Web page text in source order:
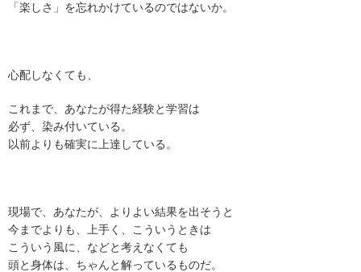
「楽しさ」を忘れかけているのではないか。
心配しなくても、
これまで、あなたが得た経験と学習は
必ず、染み付いている。
以前よりも確実に上達している。
現場で、あなたが、よりよい結果を出そうと
今までよりも、上手く、こういうときは
こういう風に、などと考えなくても
頭と身体は、ちゃんと解っているものだ。